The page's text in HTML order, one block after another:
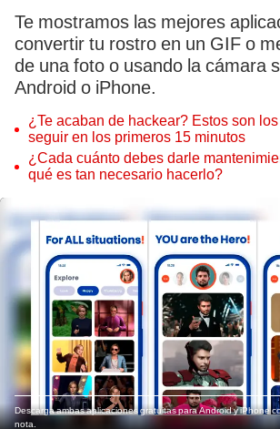
Te mostramos las mejores
convertir tu rostro en un GIF o
de una foto o usando la cámara
Android o iPhone.
¿Te acaban de hackear? Estos son
seguir en los primeros 15 minutos
¿Cada cuánto debes darle
qué es tan necesario hacerlo?
Descarga ambas aplicaciones gratuitas para Android y iPhone
nota.